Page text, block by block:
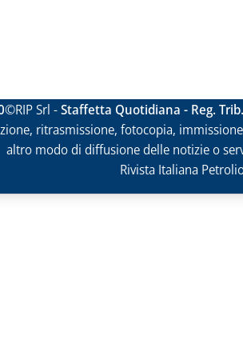
©RIP Srl -Staffetta Quotidiana - Reg.
ritrasmissione, fotocopia,
altro modo di diffusione delle notizie o
Rivista Italiana